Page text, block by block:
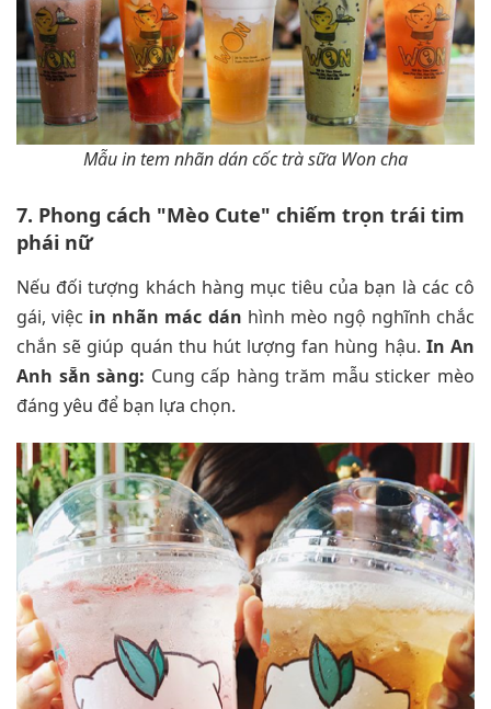
Mẫu in tem nhãn dán cốc trà sữa Won cha
7. Phong cách "Mèo Cute" chiếm trọn trái tim
phái nữ
Nếu đối tượng khách hàng mục tiêu của bạn là các cô
gái, việc in nhãn mác dán hình mèo ngộ nghĩnh chắc
chắn sẽ giúp quán thu hút lượng fan hùng hậu. In An
Anh sẵn sàng: Cung cấp hàng trăm mẫu sticker mèo
đáng yêu để bạn lựa chọn.